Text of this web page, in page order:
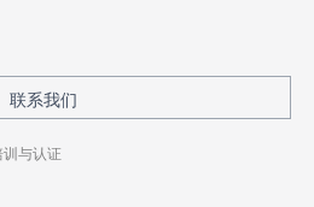
联系我们
训与认证